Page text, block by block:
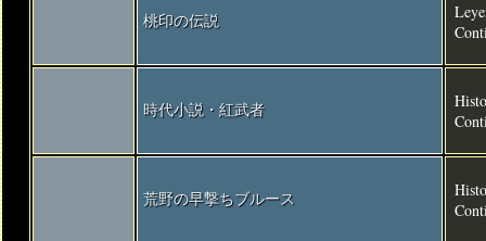
桃印の伝説
時代小説・紅武者
荒野の早撃ちブルース